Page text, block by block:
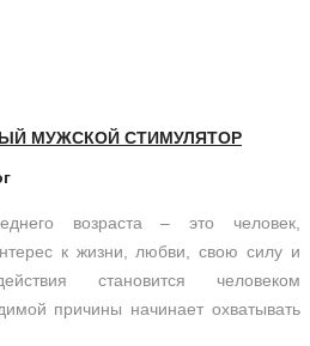
МУЖСКОЙ СТИМУЛЯТОР
возраста – это человек,
к жизни, любви, свою силу и
становится человеком
причины начинает охватывать